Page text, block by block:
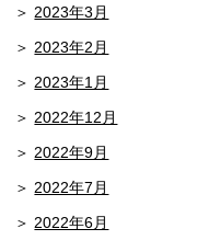
2023年3月
2023年2月
2023年1月
2022年12月
2022年9月
2022年7月
2022年6月